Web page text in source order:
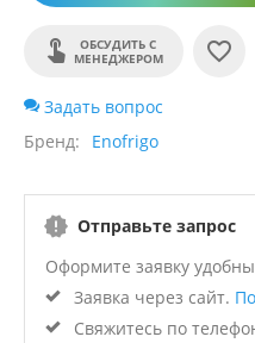
ОБСУДИТЬ С
МЕНЕДЖЕРОМ
Задать вопрос
Бренд
Enofrigo
Отправьте запрос
Оформите заявку
Заявка через сайт.
Свяжитесь по